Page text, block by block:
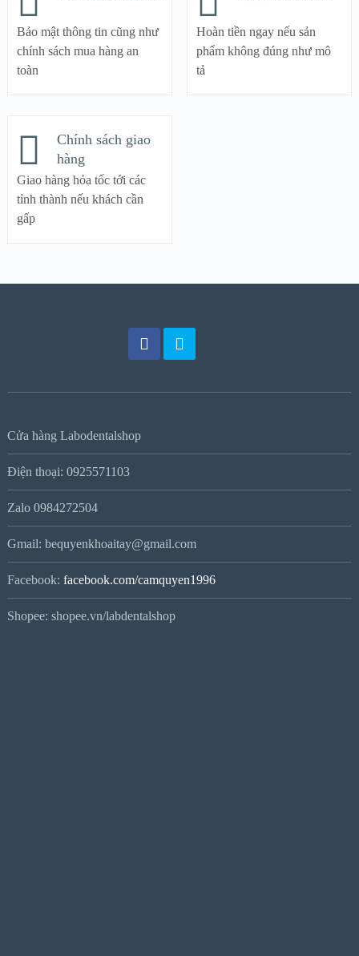
Bảo mật thông tin cũng như
chính sách mua hàng an
toàn
Hoàn tiền ngay nếu sản
phẩm không đúng như mô
tả
Chính sách giao
hàng
Giao hàng hỏa tốc tới các
tỉnh thành nếu khách cần
gấp
Cửa hàng Labodentalshop
Điện thoại: 0925571103
Zalo 0984272504
Gmail: bequyenkhoaitay@gmail.com
Facebook: facebook.com/camquyen1996
Shopee: shopee.vn/labdentalshop